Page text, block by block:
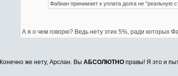
Фабиан принимает к уплата долга не "реальную
А я о чем говорю? Ведь нету этих 5%, ради которых
Конечно же нету, Арслан. Вы АБСОЛЮТНО правы! Я это и